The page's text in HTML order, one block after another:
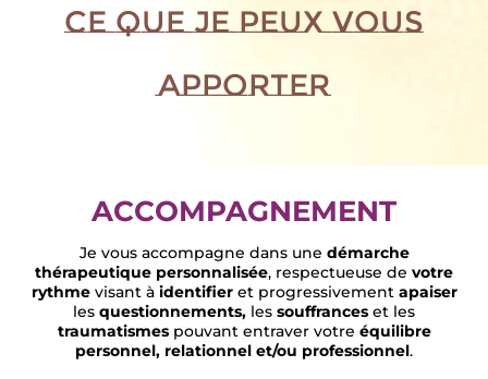
Ce que je peux vous
apporter
ACCOMPAGNEMENT
Je vous accompagne dans une démarche
thérapeutique personnalisée, respectueuse de votre
rythmevisant à identifier et progressivement apaiser
les questionnements, les souffrances et les
traumatismes pouvant entraver votre équilibre
personnel, relationnel et/ou professionnel.